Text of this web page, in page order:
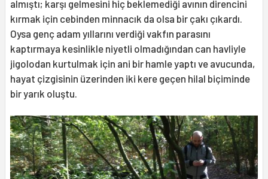
almıştı; karşı gelmesini hiç beklemediği avının direncini
kırmak için cebinden minnacık da olsa bir çakı çıkardı.
Oysa genç adam yıllarını verdiği vakfın parasını
kaptırmaya kesinlikle niyetli olmadığından can havliyle
jigolodan kurtulmak için ani bir hamle yaptı ve avucunda,
hayat çizgisinin üzerinden iki kere geçen hilal biçiminde
bir yarık oluştu.